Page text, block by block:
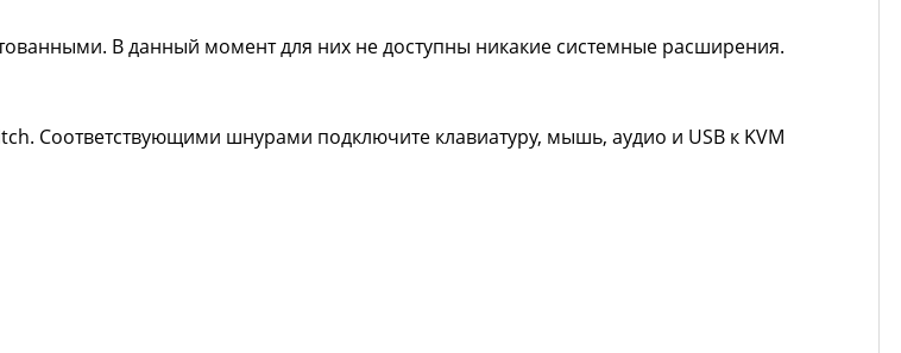
В данный момент для них не доступны никакие системные расширения.
Соответствующими шнурами подключите клавиатуру, мышь, аудио и USB к KVM